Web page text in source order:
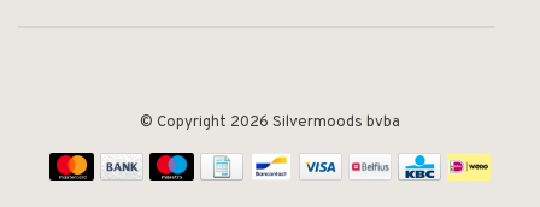
© Copyright 2026 Silvermoods bvba